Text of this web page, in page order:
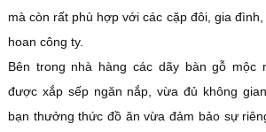
mà còn rất phù hợp với các cặp đôi, gia đình,
hoan công ty.
Bên trong nhà hàng các dãy bàn gỗ mộc
được xắp sếp ngăn nắp, vừa đủ không
bạn thưởng thức đồ ăn vừa đảm bảo sự